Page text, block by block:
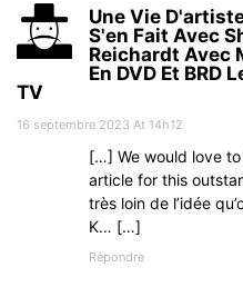
Une Vie
S'en Fait Avec
Reichardt Avec
En DVD Et BRD
TV
16 septembre 2023 At 14h12
[…] We would love
article for this
très loin de l’idée
K… […]
Répondre